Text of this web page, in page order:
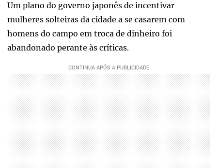
Um plano do governo japonês de incentivar
mulheres solteiras da cidade a se casarem com
homens do campo em troca de dinheiro foi
abandonado perante às críticas.